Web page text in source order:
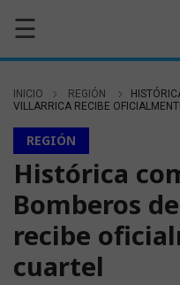
☰
INICIO REGIÓN
VILLARRICA RECIBE
REGIÓN
Histórica
Bomberos
recibe
cuartel